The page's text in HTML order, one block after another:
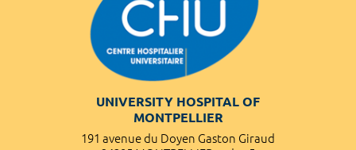
UNIVERSITY HOSPITAL OF
MONTPELLIER
191 avenue du Doyen Gaston Giraud